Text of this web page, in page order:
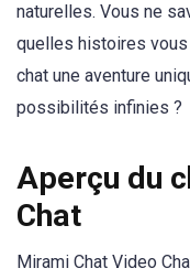
naturelles. Vous ne
quelles histoires
chat une aventure
possibilités infinies ?
Aperçu du
Chat
Mirami Chat Video